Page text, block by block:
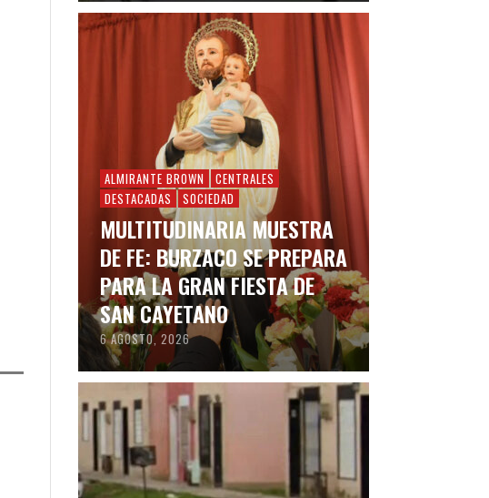
ALMIRANTE BROWN
CENTRALES
DESTACADAS
SOCIEDAD
MULTITUDINARIA MUESTRA
DE FE: BURZACO SE PREPARA
PARA LA GRAN FIESTA DE
SAN CAYETANO
6 AGOSTO, 2026